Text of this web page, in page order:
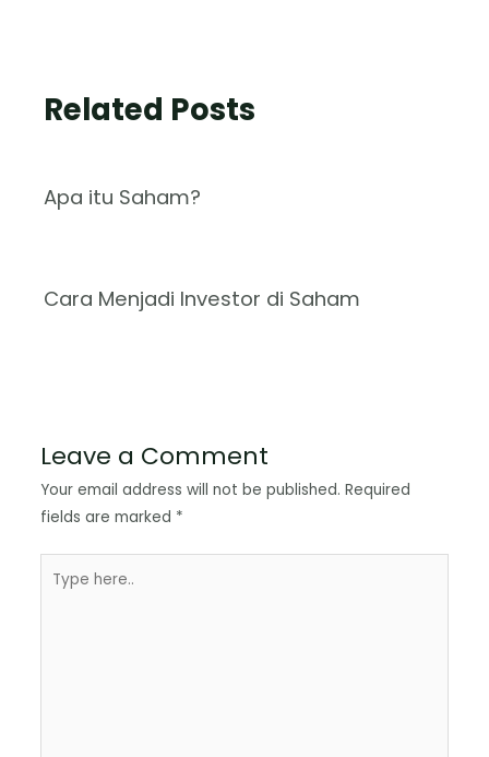
Related Posts
Apa itu Saham?
Cara Menjadi Investor di Saham
Leave a Comment
Your email address will not be published. Required
fields are marked *